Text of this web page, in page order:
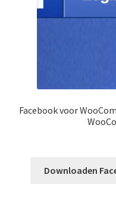
Facebook voor
Downloaden